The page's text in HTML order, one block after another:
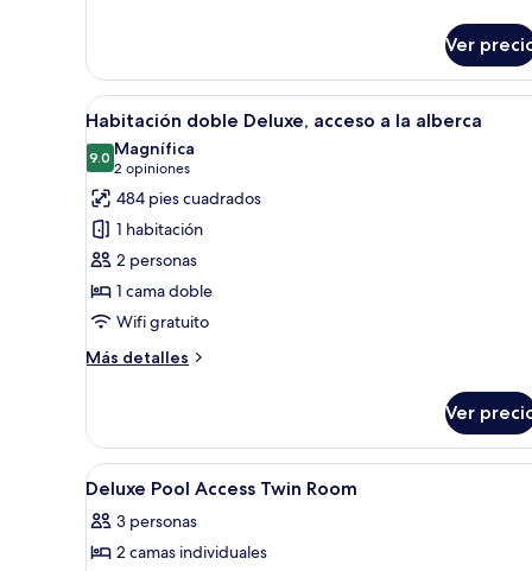
View
Ver
Abrir
todas
las
fotos
de
Habitación
doble
Deluxe,
acceso
a
Habitación de hotel con
8
Habitación doble Deluxe, acceso a la alberca
9.09.0 de 10
Magnífica
2 opiniones
(2
opiniones)
484 pies cuadrados
1 habitación
2 personas
1 cama doble
Wifi gratuito
Más detalles
Más
doble
Deluxe,
acceso
la
alberca
Ver
Abrir
todas
las
fotos
Habitación de hotel con
7
Deluxe Pool Access Twin Room
3 personas
2 camas individuales